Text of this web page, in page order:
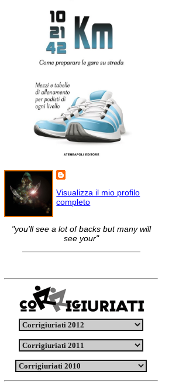
Visualizza il mio profilo
completo
"you'll see a lot of backs but many will
see your"